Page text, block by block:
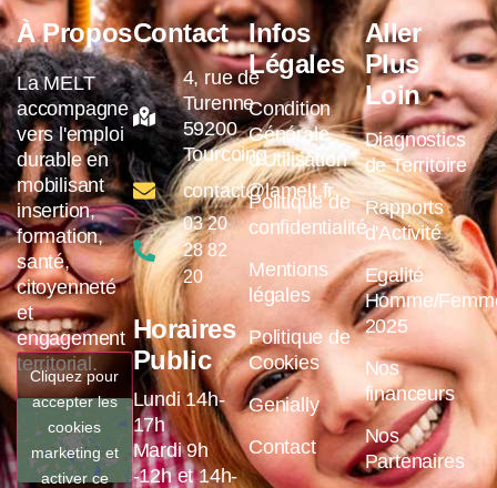
À Propos
La MELT
accompagne
vers l'emploi
durable en
mobilisant
insertion,
formation,
santé,
citoyenneté
et
engagement
territorial.
Cliquez pour
accepter les
cookies
marketing et
activer ce
Contact
4, rue de
Turenne
59200
Tourcoing
contact@lamelt.fr
03 20
28 82
20
Horaires
Public
Lundi 14h-
17h
Mardi 9h
-12h et 14h-
Infos
Légales
Condition
Générale
d'Utilisation
Politique de
confidentialité
Mentions
légales
Politique de
Cookies
Genially
Contact
Aller
Plus
Loin
Diagnostics
de Territoire
Rapports
d'Activité
Egalité
Homme/
2025
Nos
financeurs
Nos
Partenaires